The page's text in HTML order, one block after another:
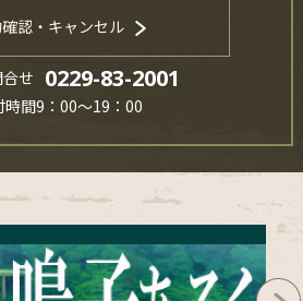
認・キャンセル
せ 0229-83-2001
時間9：00～19：00